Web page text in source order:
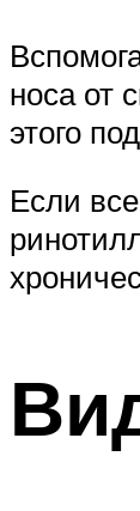
носа от
этого
Если